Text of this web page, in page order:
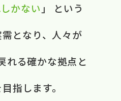
かない 」 と​いう​
と​なり、​ 人々が​
れる​ 確かな​拠点と​
指します。​